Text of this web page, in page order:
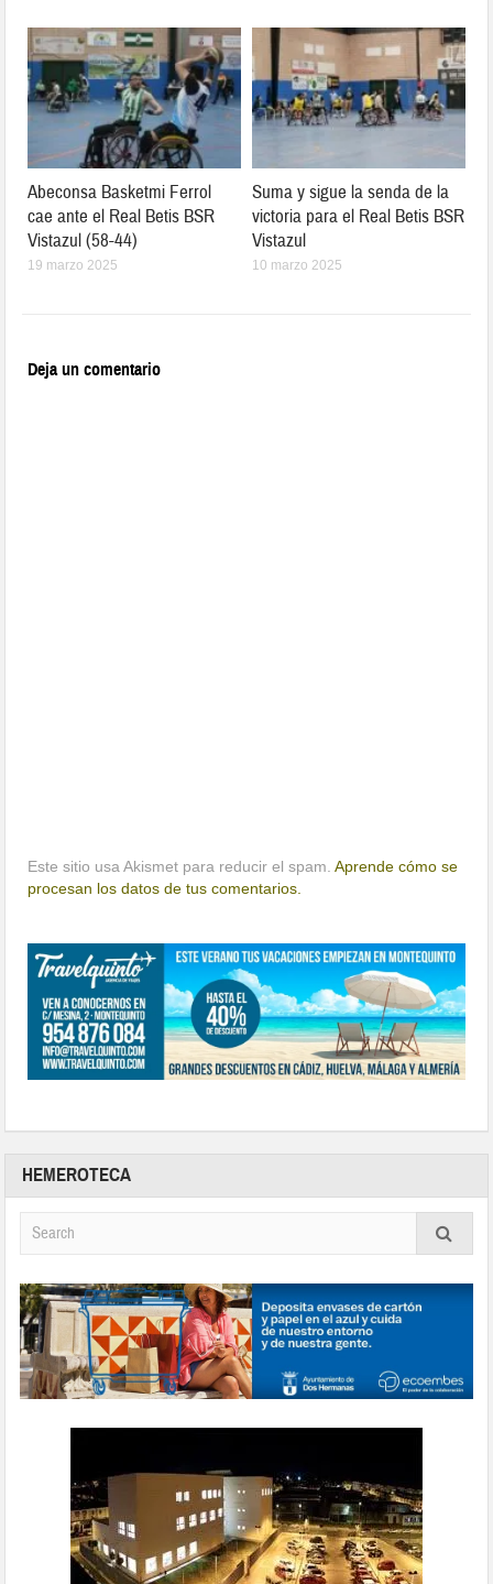
Abeconsa Basketmi Ferrol
cae ante el Real Betis BSR
Vistazul (58-44)
19 marzo 2025
Suma y sigue la senda de la
victoria para el Real Betis BSR
Vistazul
10 marzo 2025
Deja un comentario
Este sitio usa Akismet para reducir el spam.Aprende cómo se
procesan los datos de tus comentarios.
HEMEROTECA